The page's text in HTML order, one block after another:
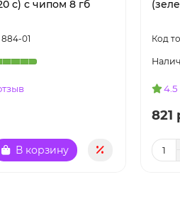
c) с чипом 8 гб
884-01
В корзину
4.5
821